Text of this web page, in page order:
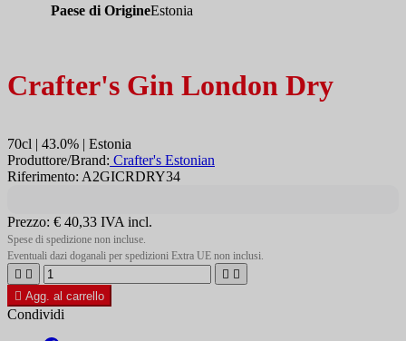
Paese di OrigineEstonia
Crafter's Gin London Dry
70cl | 43.0% | Estonia
Produttore/Brand: Crafter's Estonian
Riferimento: A2GICRDRY34
Prezzo: € 40,33 IVA incl.
Spese di spedizione non incluse.
Eventuali dazi doganali per spedizioni Extra UE non inclusi.
   
 Agg. al carrello
Condividi